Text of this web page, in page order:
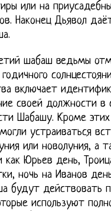
или на
Наконец Дьявол
шабаш ведьмы
включает
своей должности в
Шабашу. Кроме
устраиваться
или новолуния, а
как Юрьев день,
ночь на Иванов
будут действовать
используют